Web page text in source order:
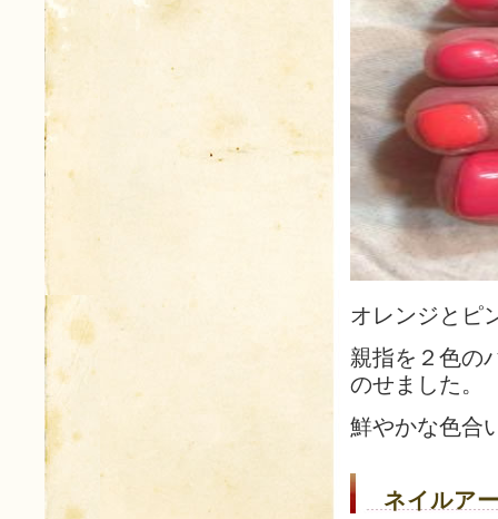
オレンジとピ
親指を２色の
のせました。
鮮やかな色合
ネイルア